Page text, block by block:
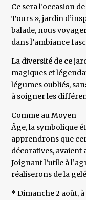
Ce sera l’occasion
Tours », jardin
balade, nous
dans l’ambiance
La diversité de ce
magiques et
légumes oubliés,
à soigner les
Comme au Moyen
Âge, la symbolique
apprendrons que
décoratives, avaient
Joignant l’utile à
réaliserons de la
* Dimanche 2 août, à